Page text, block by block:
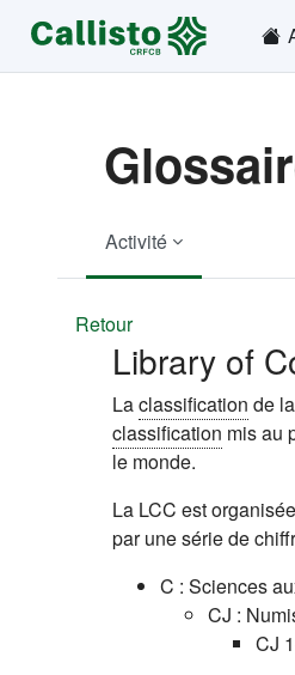
Passer au contenu principal
Activité
Retour
Library of
Laclassification de
classification mis au
le monde.
La LCC est
par une série de
C : Sciences
CJ :
CJ